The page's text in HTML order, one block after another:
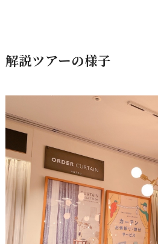
解説ツアーの様子